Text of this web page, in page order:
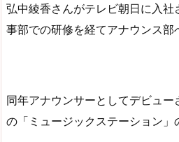
弘中綾香さんがテレビ朝日に入社
事部での研修を経てアナウンス部
同年アナウンサーとしてデビュ
の「ミュージックステーション」